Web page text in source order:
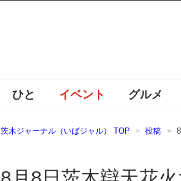
ひと イベント グルメ
茨木ジャーナル（いばジャル） TOP 投稿